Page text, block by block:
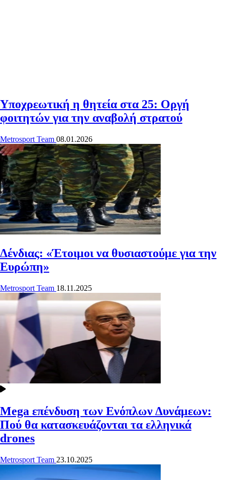
Υποχρεωτική η θητεία στα 25: Οργή
φοιτητών για την αναβολή στρατού
Metrosport Team 08.01.2026
Δένδιας: «Έτοιμοι να θυσιαστούμε για την
Ευρώπη»
Metrosport Team 18.11.2025
Mega επένδυση των Ενόπλων Δυνάμεων:
Πού θα κατασκευάζονται τα ελληνικά
drones
Metrosport Team 23.10.2025